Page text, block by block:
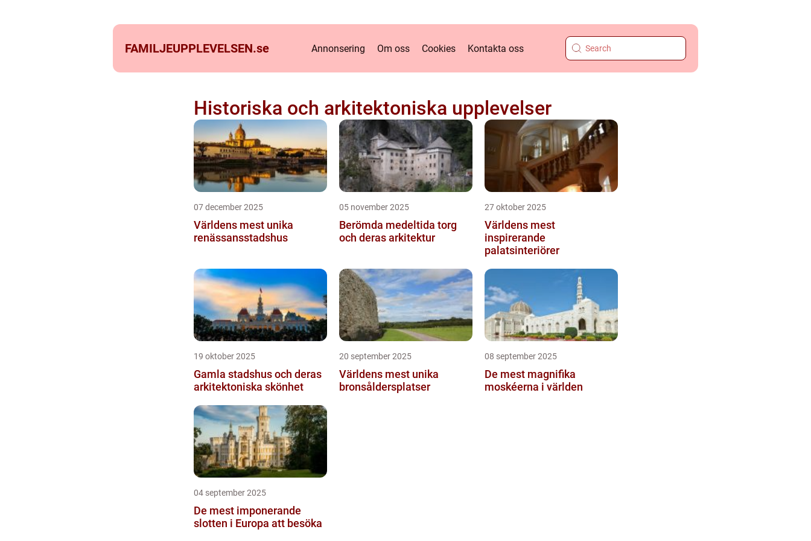
FAMILJEUPPLEVELSEN.se Annonsering Om oss Cookies Kontakta oss
Historiska och arkitektoniska upplevelser
07 december 2025
Världens mest unika
renässansstadshus
05 november 2025
Berömda medeltida torg
och deras arkitektur
27 oktober 2025
Världens mest
inspirerande
palatsinteriörer
19 oktober 2025
Gamla stadshus och deras
arkitektoniska skönhet
20 september 2025
Världens mest unika
bronsåldersplatser
08 september 2025
De mest magnifika
moskéerna i världen
04 september 2025
De mest imponerande
slotten i Europa att besöka